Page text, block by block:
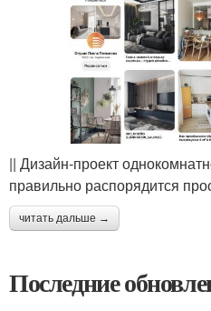
|| Дизайн-проект
правильно распорядится
читать дальше →
Последние